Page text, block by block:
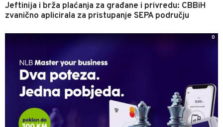
Jeftinija i brža plaćanja za građane i privredu: CBBiH
zvanično aplicirala za pristupanje SEPA području
0